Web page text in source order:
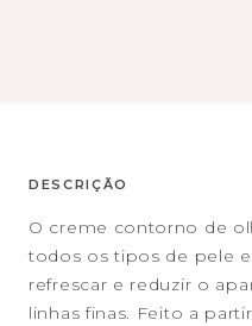
DESCRIÇÃO
O creme contorno de
todos os tipos de pele
refrescar e reduzir o
linhas finas. Feito a